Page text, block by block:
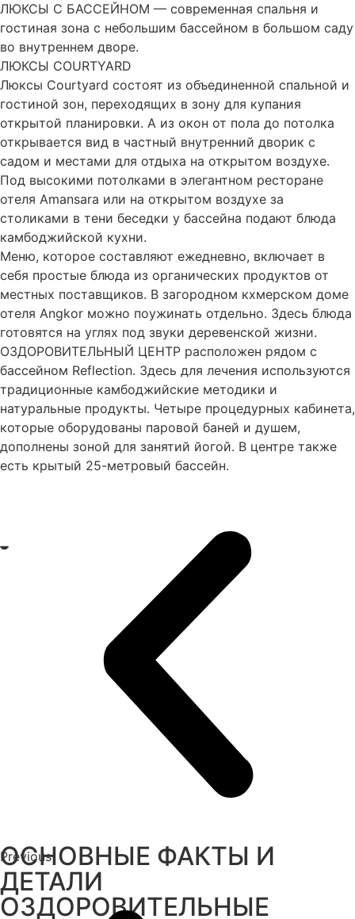
ЛЮКСЫ С БАССЕЙНОМ — современная спальня и
гостиная зона с небольшим бассейном в большом саду
во внутреннем дворе.
ЛЮКСЫ COURTYARD
Люксы Courtyard состоят из объединенной спальной и
гостиной зон, переходящих в зону для купания
открытой планировки. А из окон от пола до потолка
открывается вид в частный внутренний дворик с
садом и местами для отдыха на открытом воздухе.
Под высокими потолками в элегантном ресторане
отеля Amansara или на открытом воздухе за
столиками в тени беседки у бассейна подают блюда
камбоджийской кухни.
Меню, которое составляют ежедневно, включает в
себя простые блюда из органических продуктов от
местных поставщиков. В загородном кхмерском доме
отеля Angkor можно поужинать отдельно. Здесь блюда
готовятся на углях под звуки деревенской жизни.
ОЗДОРОВИТЕЛЬНЫЙ ЦЕНТР расположен рядом с
бассейном Reflection. Здесь для лечения используются
традиционные камбоджийские методики и
натуральные продукты. Четыре процедурных кабинета,
которые оборудованы паровой баней и душем,
дополнены зоной для занятий йогой. В центре также
есть крытый 25-метровый бассейн.
Previous
ОСНОВНЫЕ ФАКТЫ И
ДЕТАЛИ
ОЗДОРОВИТЕЛЬНЫЕ